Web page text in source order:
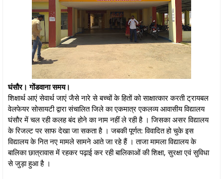
घंसौर। गोंडवाना समय।
शिक्षार्थ आएं सेवार्थ जाएं जैसे नारे से बच्चों के हितों को साक्षात्कार करती ट्रायबल
वेलफेयर सोसायटी द्वारा संचालित जिले का एकमात्र एकलव्य आवासीय विद्यालय
घंसौर में चल रही कलह बंद होने का नाम नहीं ले रही है । जिसका असर विद्यालय
के रिजल्ट पर साफ देखा जा सकता है । जबकी पूर्णत: विवादित हो चुके इस
विद्यालय के नित नए मामले सामने आते जा रहे हैं । ताजा मामला विद्यालय के
बालिका छात्रावास में रहकर पढ़ाई कर रही बालिकाओं की शिक्षा, सुरक्षा एवं सुविधा
से जुड़ा हुआ है ।